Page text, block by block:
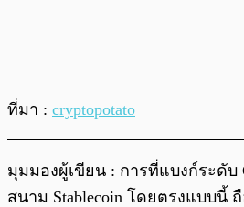
ที่มา : cryptopotato
มุมมองผู้เขียน : การที่แบงก์ระดับ
สนาม Stablecoin โดยตรงแบบนี้